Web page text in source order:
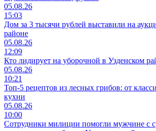
05.08.26
15:03
Дом за 3 тысячи рублей выставили на
районе
05.08.26
12:09
Кто лидирует на уборочной в Узденском
05.08.26
10:21
Топ-5 рецептов из лесных грибов: от
кухни
05.08.26
10:00
Сотрудники милиции помогли мужчине с